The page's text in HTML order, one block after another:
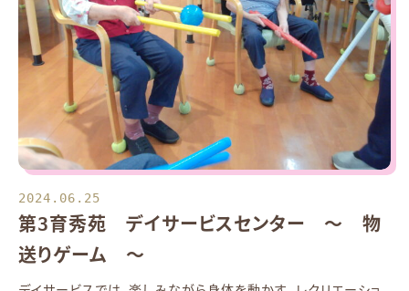
2024.06.25
第3育秀苑 デイサービスセンター ～ 物
送りゲーム ～